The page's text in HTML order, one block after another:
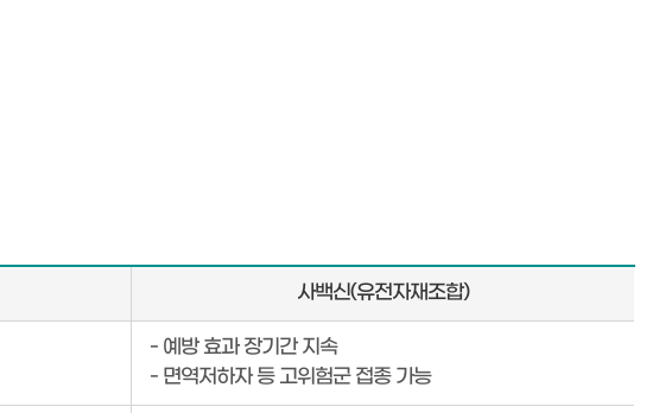
사백신(유전자재조합)
- 예방 효과 장기간 지속
- 면역저하자 등 고위험군 접종 가능